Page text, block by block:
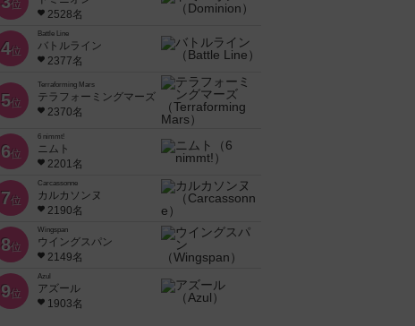
位
2528名
4位
Battle Line
バトルライン
2377名
5位
Terraforming Mars
テラフォーミングマーズ
2370名
6位
6 nimmt!
ニムト
2201名
7位
Carcassonne
カルカソンヌ
2190名
8位
Wingspan
ウイングスパン
2149名
9位
Azul
アズール
1903名